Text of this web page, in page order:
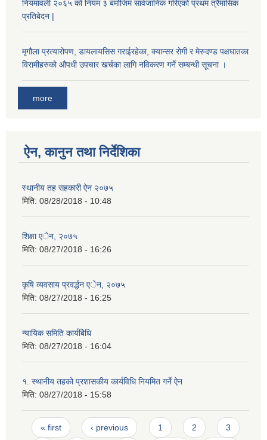
नियमावली २०६५ को नियम ३ बमोजिम सार्वजानिक गरिएको प्रथम त्रैमासिक
प्रतिबेदन |
मृगौला प्रत्यारोपण, डायलायसिस गराईरहेका, क्यान्सर रोगी र मेरुदण्ड पक्षघातका
विरामीहरुको औपधी उपचार खर्चका लागि नविकरण गर्ने सम्बन्धी सूचना ।
more
ऐन, कानुन तथा निर्देशिका
स्थानीय तह सहकारी ऐन २०७५
मिति: 08/28/2018 - 10:48
शिक्षा एेन, २०७५
मिति: 08/27/2018 - 16:26
कृषि व्यवसाय प्रवर्द्धन एेन, २०७५
मिति: 08/27/2018 - 16:25
न्यायिक समिति कार्यबिेधि
मिति: 08/27/2018 - 16:04
१. स्थानीय तहको प्रशासकीय कार्यविधि नियमित गर्ने ऐन
मिति: 08/27/2018 - 15:58
Pages
« first ‹ previous 1 2 3